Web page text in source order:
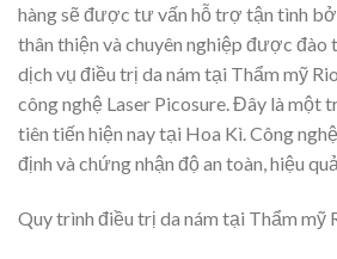
hàng sẽ được tư vấn hỗ trợ tận tình
thân thiện và chuyên nghiệp được
dịch vụ điều trị da nám tại Thẩm mỹ
công nghệ Laser Picosure. Đây là một
tiên tiến hiện nay tại Hoa Kì. Công
định và chứng nhận độ an toàn, hiệu
Quy trình điều trị da nám tại Thẩm mỹ